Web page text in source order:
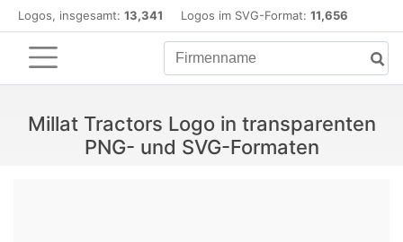
Logos, insgesamt: 13,341 Logos im SVG-Format: 11,656
Millat Tractors Logo in transparenten
PNG- und SVG-Formaten